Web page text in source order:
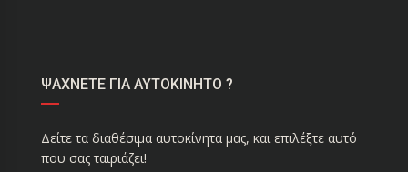
ΨΑΧΝΕΤΕ ΓΙΑ ΑΥΤΟΚΙΝΗΤΟ ?
Δείτε τα διαθέσιμα αυτοκίνητα μας, και επιλέξτε αυτό
που σας ταιριάζει!